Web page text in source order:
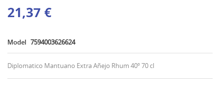
21,37 €
Model 7594003626624
Diplomatico Mantuano Extra Añejo Rhum 40º 70 cl